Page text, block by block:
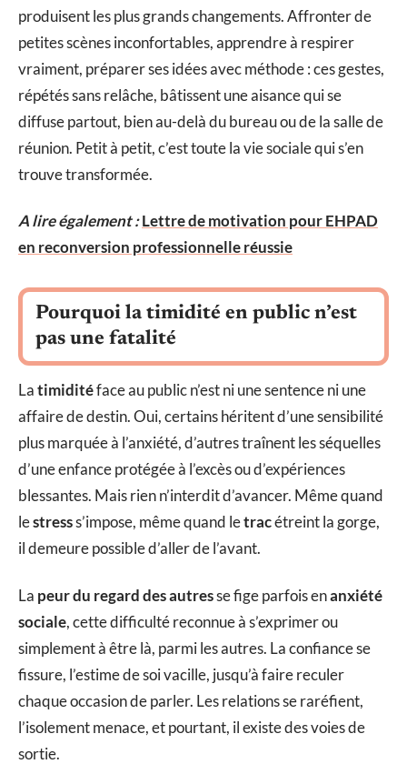
produisent les plus grands changements. Affronter de
petites scènes inconfortables, apprendre à respirer
vraiment, préparer ses idées avec méthode : ces gestes,
répétés sans relâche, bâtissent une aisance qui se
diffuse partout, bien au-delà du bureau ou de la salle de
réunion. Petit à petit, c’est toute la vie sociale qui s’en
trouve transformée.
A lire également :Lettre de motivation pour EHPAD
en reconversion professionnelle réussie
Pourquoi la timidité en public n’est
pas une fatalité
Latimiditéface au public n’est ni une sentence ni une
affaire de destin. Oui, certains héritent d’une sensibilité
plus marquée à l’anxiété, d’autres traînent les séquelles
d’une enfance protégée à l’excès ou d’expériences
blessantes. Mais rien n’interdit d’avancer. Même quand
lestresss’impose, même quand letracétreint la gorge,
il demeure possible d’aller de l’avant.
La peur du regard des autresse fige parfois enanxiété
sociale, cette difficulté reconnue à s’exprimer ou
simplement à être là, parmi les autres. La confiance se
fissure, l’estime de soi vacille, jusqu’à faire reculer
chaque occasion de parler. Les relations se raréfient,
l’isolement menace, et pourtant, il existe des voies de
sortie.